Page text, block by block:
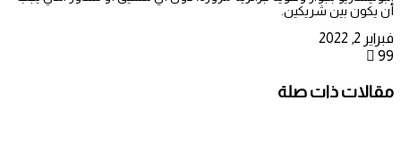
أن يكون بين شريكين.
فبراير 2, 2022
99
مقالات ذات صلة